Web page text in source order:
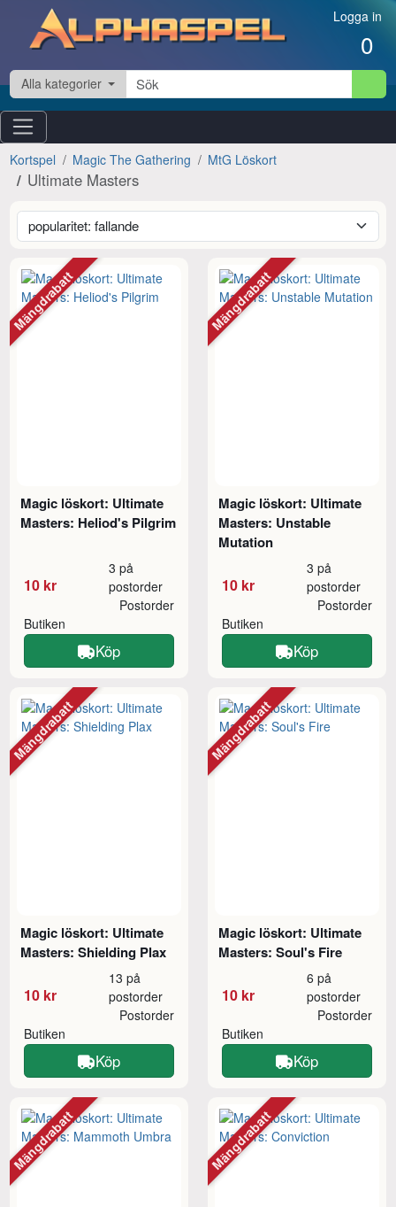
Hoppa till innehåll Logga in
0
Alla kategorier
Kortspel Magic The Gathering MtG Löskort
Ultimate Masters
Magic löskort: Ultimate
Masters: Heliod's Pilgrim
10 kr
3 på
postorder
Butiken
Postorder
Köp
Mängdrabatt
Magic löskort: Ultimate
Masters: Unstable
Mutation
10 kr
3 på
postorder
Butiken
Postorder
Köp
Mängdrabatt
Magic löskort: Ultimate
Masters: Shielding Plax
10 kr
13 på
postorder
Butiken
Postorder
Köp
Mängdrabatt
Magic löskort: Ultimate
Masters: Soul's Fire
10 kr
6 på
postorder
Butiken
Postorder
Köp
Mängdrabatt
Mängdrabatt Mängdrabatt